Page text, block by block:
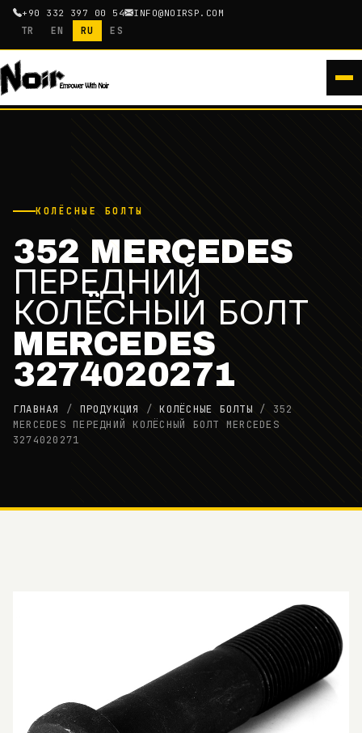
+90 332 397 00 54 INFO@NOIRSP.COM
TR EN RU ES
КОЛЁСНЫЕ БОЛТЫ
352 MERCEDES
ПЕРЕДНИЙ
КОЛЁСНЫЙ БОЛТ
MERCEDES
3274020271
ГЛАВНАЯ / ПРОДУКЦИЯ /КОЛЁСНЫЕ БОЛТЫ / 352
MERCEDES ПЕРЕДНИЙ КОЛЁСНЫЙ БОЛТ MERCEDES
3274020271